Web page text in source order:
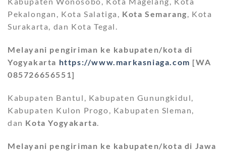
Pekalongan, Kota Salatiga, Kota Semarang, Kota
Surakarta, dan Kota Tegal.
Melayani pengiriman ke kabupaten/kota di
Yogyakarta https://www.markasniaga.com [WA
085726656551]
Kabupaten Bantul, Kabupaten Gunungkidul,
Kabupaten Kulon Progo, Kabupaten Sleman,
dan Kota Yogyakarta.
Melayani pengiriman ke kabupaten/kota di Jawa